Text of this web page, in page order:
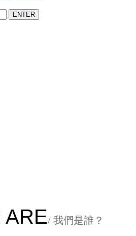
ARE/ 我們是誰？